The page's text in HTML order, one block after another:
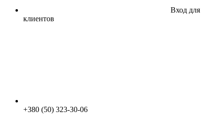
Вход для
клиентов
+380 (50) 323-30-06